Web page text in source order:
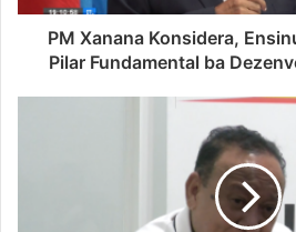
PM Xanana Konsidera,
Pilar Fundamental ba